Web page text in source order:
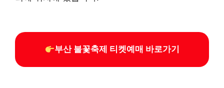
부산 불꽃축제 티켓예매 바로가기